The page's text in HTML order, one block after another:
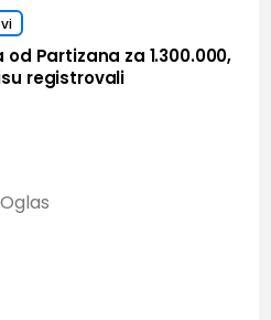
od Partizana za 1.300.000,
registrovali